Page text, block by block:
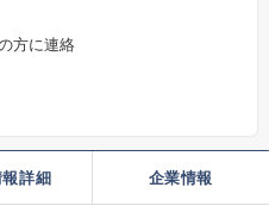
方に連絡
詳細 企業情報